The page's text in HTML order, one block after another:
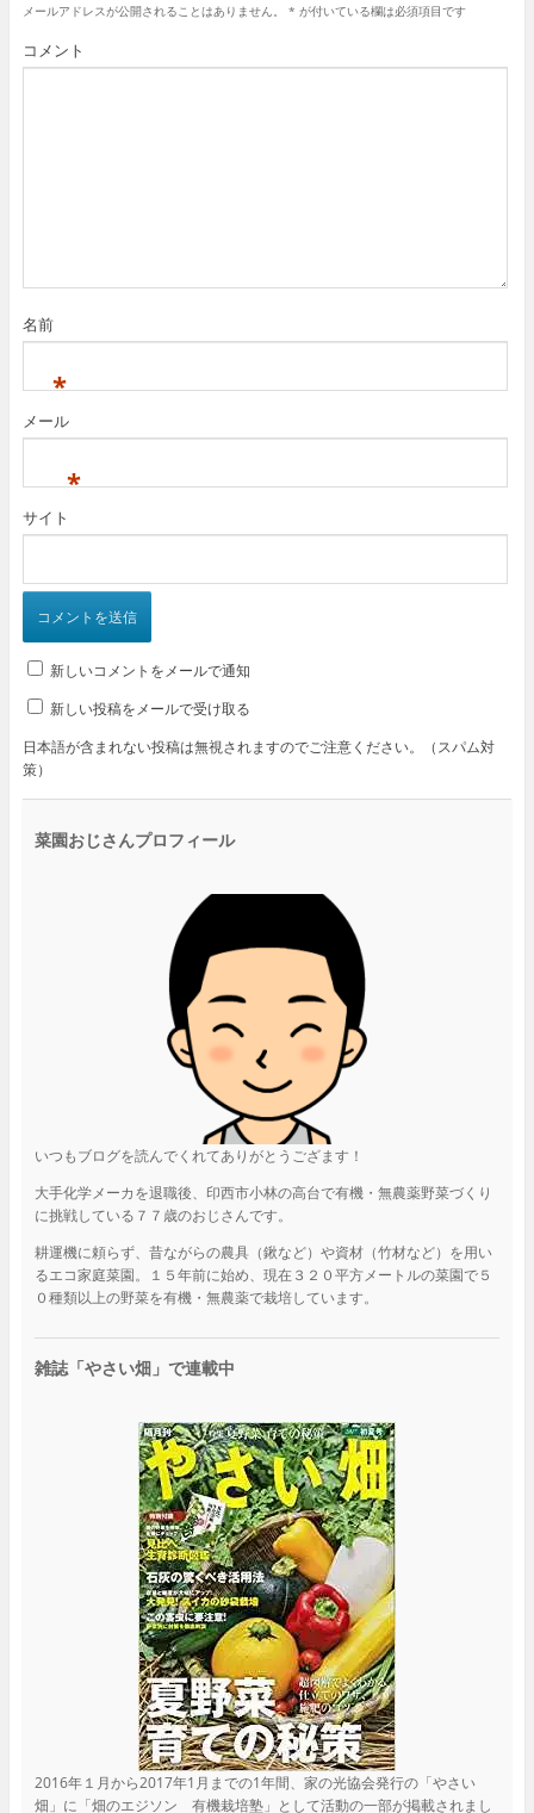
メールアドレスが公開されることはありません。 * が付いている欄は必須項目です
コメント
名前
*
メール
*
サイト
新しいコメントをメールで通知
新しい投稿をメールで受け取る
日本語が含まれない投稿は無視されますのでご注意ください。（スパム対
策）
菜園おじさんプロフィール
いつもブログを読んでくれてありがとうござます！
大手化学メーカを退職後、印西市小林の高台で有機・無農薬野菜づくり
に挑戦している７７歳のおじさんです。
耕運機に頼らず、昔ながらの農具（鍬など）や資材（竹材など）を用い
るエコ家庭菜園。１５年前に始め、現在３２０平方メートルの菜園で５
０種類以上の野菜を有機・無農薬で栽培しています。
雑誌「やさい畑」で連載中
2016年１月から2017年1月までの1年間、家の光協会発行の「やさい
畑」に「畑のエジソン 有機栽培塾」として活動の一部が掲載されまし